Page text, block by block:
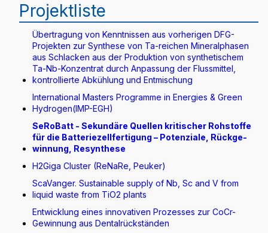
Projektliste
Übertragung von Kenntnissen aus vorherigen DFG-
Projekten zur Synthese von Ta-reichen Mineralphasen
aus Schlacken aus der Produktion von synthetischem
Ta-Nb-Konzentrat durch Anpassung der Flussmittel,
kontrollierte Abkühlung und Entmischung
International Masters Programme in Energies & Green
Hydrogen(IMP-EGH)
SeRoBatt - Sekundäre Quellen kritischer Rohstoffe
für die Batteriezellfertigung – Potenziale, Rückge-
winnung, Resynthese
H2Giga Cluster (ReNaRe, Peuker)
ScaVanger. Sustainable supply of Nb, Sc and V from
liquid waste from TiO2 plants
Entwicklung eines innovativen Prozesses zur CoCr-
Gewinnung aus Dentalrückständen